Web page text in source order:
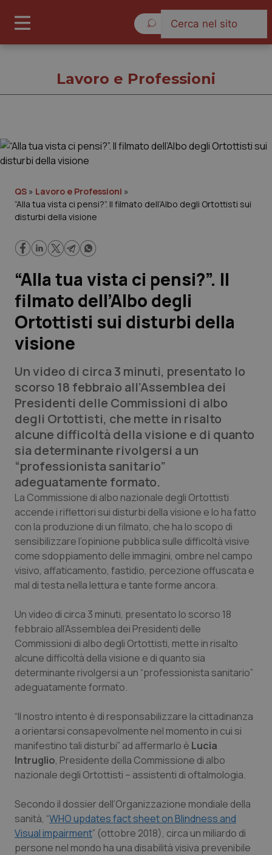
Governo e Parlamento
Regioni e Asl
Lavoro e Professioni
Scienza e Farmaci
Studi e Analisi
Lettere al direttore
Edizioni Regionali
QS Pro
Professionisti Sanitari.AI
Abruzzo
Basilicata
Calabria
Campania
Emilia-Romagna
Friuli Venezia Giulia
Lazio
Liguria
Lombardia
Marche
Molise
Piemonte
QS Pro Gold
Artrite & artrosi
Asma & BPCO
Car-T
Colesterolo & coronaropatie
Dermatite Atopica
Diabete & glucometri
Disturbi dell’umore
Dolore
Donna & Salute
Epatiti
HIV
QS Club Newsletter
Lavoro e Professioni
QS » Lavoro e Professioni »
“Alla tua vista ci pensi?”. Il filmato dell’Albo degli Ortottisti sui
disturbi della visione
“Alla tua vista ci pensi?”. Il
filmato dell’Albo degli
Ortottisti sui disturbi della
visione
Un video di circa 3 minuti, presentato lo
scorso 18 febbraio all’Assemblea dei
Presidenti delle Commissioni di albo
degli Ortottisti, che mette in risalto
alcune difficoltà della visione e di quanto
sia determinante rivolgersi a un
“professionista sanitario”
adeguatamente formato.
La Commissione di albo nazionale degli Ortottisti
accende i riflettori sui disturbi della visione e lo ha fatto
con la produzione di un filmato, che ha lo scopo di
sensibilizzare l’opinione pubblica sulle difficoltà visive
come sdoppiamento delle immagini, ombre nel campo
visivo, affaticamento, fastidio, percezione offuscata e
mal di testa nella lettura e tante forme ancora.
Un video di circa 3 minuti, presentato lo scorso 18
febbraio all’Assemblea dei Presidenti delle
Commissioni di albo degli Ortottisti, mette in risalto
alcune difficoltà della visione e di quanto sia
determinante rivolgersi a un “professionista sanitario”
adeguatamente formato.
“Il nostro intento è di responsabilizzare la cittadinanza
a orientarsi consapevolmente nel momento in cui si
manifestino tali disturbi” ad affermarlo è Lucia
Intruglio, Presidente della Commissione di albo
nazionale degli Ortottisti – assistenti di oftalmologia.
Secondo il dossier dell’Organizzazione mondiale della
sanità, “WHO updates fact sheet on Blindness and
Visual impairment” (ottobre 2018), circa un miliardo di
persone nel mondo ha una disabilità visiva prevenibile